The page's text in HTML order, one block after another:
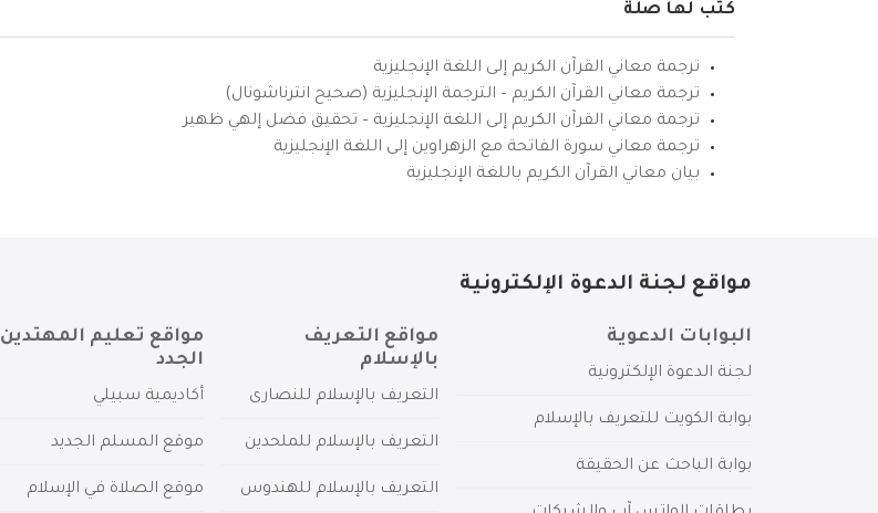
كتب لها صلة
ترجمة معاني القرآن الكريم إلى اللغة الإنجليزية
ترجمة معاني القرآن الكريم – الترجمة الإنجليزية (صحيح انترناشونال)
ترجمة معاني القرآن الكريم إلى اللغة الإنجليزية – تحقيق فضل إلهي ظهير
ترجمة معاني سورة الفاتحة مع الزهراوين إلى اللغة الإنجليزية
بيان معاني القرآن الكريم باللغة الإنجليزية
مواقع لجنة الدعوة الإلكترونية
البوابات الدعوية
لجنة الدعوة الإلكترونية
بوابة الكويت للتعريف بالإسلام
بوابة الباحث عن الحقيقة
مواقع التعريف
بالإسلام
التعريف بالإسلام للنصارى
التعريف بالإسلام للملحدين
التعريف بالإسلام للهندوس
مواقع تعليم المهتدين
الجدد
أكاديمية سبيلي
موقع المسلم الجديد
موقع الصلاة في الإسلام